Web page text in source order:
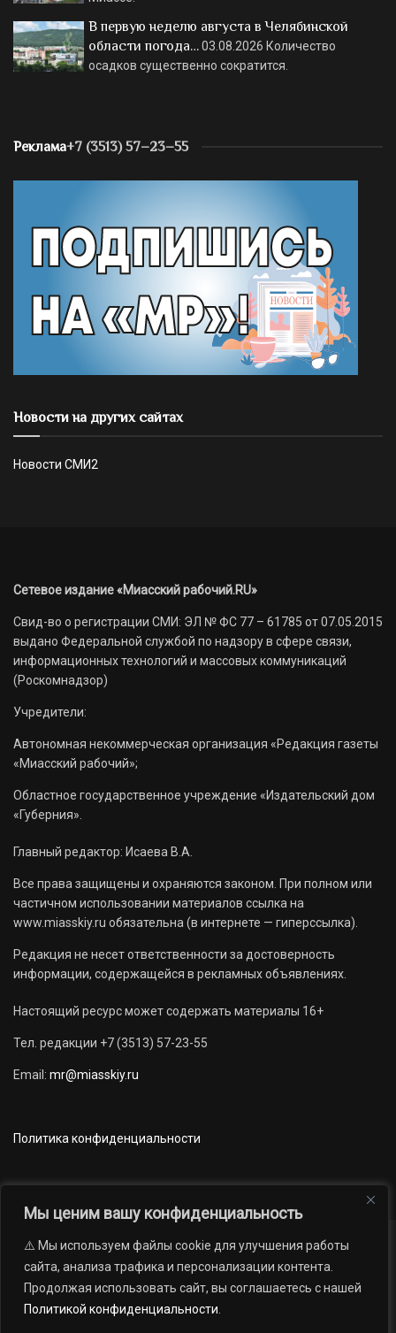
Мы ценим вашу конфиденциальность
⚠️ Мы используем файлы cookie для улучшения работы
сайта, анализа трафика и персонализации контента.
Продолжая использовать сайт, вы соглашаетесь с нашей
Политикой конфиденциальности
В первую неделю августа в Челябинской
области погода…03.08.2026 Количество
осадков существенно сократится.
Реклама+7 (3513) 57–23–55
Новости на других сайтах
Новости СМИ2
Сетевое издание «Миасский рабочий.RU»
Свид-во о регистрации СМИ: ЭЛ № ФС 77 – 61785 от 07.05.2015
выдано Федеральной службой по надзору в сфере связи,
информационных технологий и массовых коммуникаций
(Роскомнадзор)
Учредители:
Автономная некоммерческая организация «Редакция газеты
«Миасский рабочий»;
Областное государственное учреждение «Издательский дом
«Губерния».
Главный редактор: Исаева В.А.
Все права защищены и охраняются законом. При полном или
частичном использовании материалов ссылка на
www.miasskiy.ru обязательна (в интернете — гиперссылка).
Редакция не несет ответственности за достоверность
информации, содержащейся в рекламных объявлениях.
Настоящий ресурс может содержать материалы 16+
Тел. редакции +7 (3513) 57-23-55
Email: mr@miasskiy.ru
Политика конфиденциальности
Новости Наши проекты
Официально
АРХИВ
16+
газеты «Миасский рабочий»; Областное государственное учреждение